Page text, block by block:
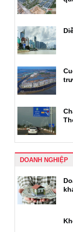
DOANH NGHIỆP